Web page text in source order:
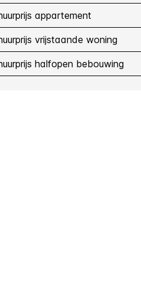
appartement
vrijstaande woning
halfopen bebouwing